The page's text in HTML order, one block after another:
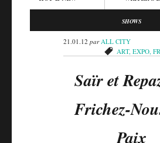
SHOWS
21.01.12 par ALL CITY
ART, EXPO,
Saïr et
Frichez-
Paix